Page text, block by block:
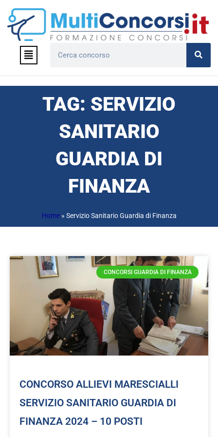
contenuto
Menu
TAG: SERVIZIO
SANITARIO
GUARDIA DI
FINANZA
Home» Servizio Sanitario Guardia di Finanza
CONCORSI GUARDIA DI FINANZA
CONCORSO ALLIEVI MARESCIALLI
SERVIZIO SANITARIO GUARDIA DI
FINANZA 2024 – 10 POSTI